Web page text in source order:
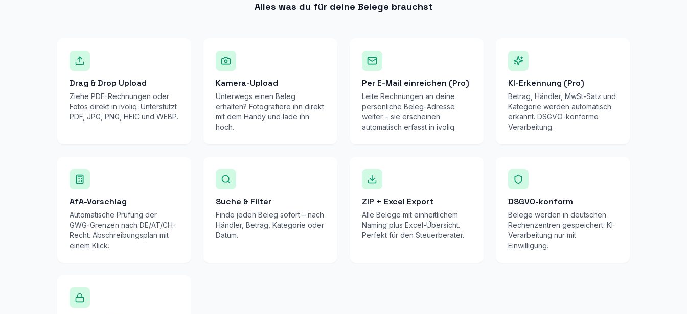
Alles was du für deine Belege brauchst
Drag & Drop Upload
Ziehe PDF-Rechnungen oder
Fotos direkt in ivoliq. Unterstützt
PDF, JPG, PNG, HEIC und WEBP.
Kamera-Upload
Unterwegs einen Beleg
erhalten? Fotografiere ihn direkt
mit dem Handy und lade ihn
hoch.
Per E-Mail einreichen (Pro)
Leite Rechnungen an deine
persönliche Beleg-Adresse
weiter – sie erscheinen
automatisch erfasst in ivoliq.
KI-Erkennung (Pro)
Betrag, Händler, MwSt-Satz und
Kategorie werden automatisch
erkannt. DSGVO-konforme
Verarbeitung.
AfA-Vorschlag
Automatische Prüfung der
GWG-Grenzen nach DE/AT/CH-
Recht. Abschreibungsplan mit
einem Klick.
Suche & Filter
Finde jeden Beleg sofort – nach
Händler, Betrag, Kategorie oder
Datum.
ZIP + Excel Export
Alle Belege mit einheitlichem
Naming plus Excel-Übersicht.
Perfekt für den Steuerberater.
DSGVO-konform
Belege werden in deutschen
Rechenzentren gespeichert. KI-
Verarbeitung nur mit
Einwilligung.